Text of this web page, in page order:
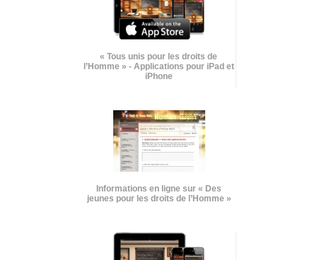
« Tous unis pour les droits de
l’Homme » - Applications pour iPad et
iPhone
Informations en ligne sur « Des
jeunes pour les droits de l’Homme »